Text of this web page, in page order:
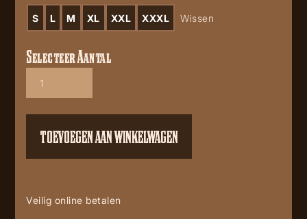
S L M XL XXL XXXL Wissen
Lilith
Selecteer Aantal
TOEVOEGEN AAN WINKELWAGEN
Veilig online betalen